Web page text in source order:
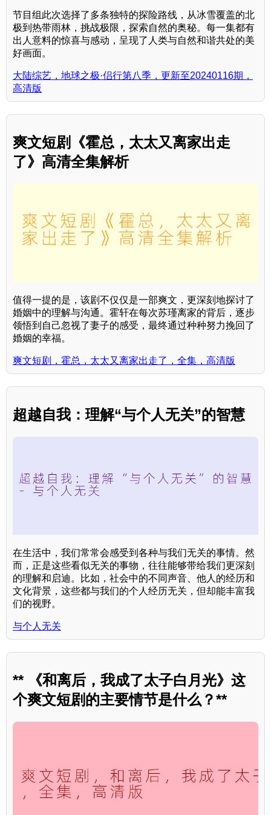
节目组此次选择了多条独特的探险路线，从冰雪覆盖的北
极到热带雨林，挑战极限，探索自然的奥秘。每一集都有
出人意料的惊喜与感动，呈现了人类与自然和谐共处的美
好画面。
大陆综艺，地球之极·侣行第八季，更新至20240116期，
高清版
爽文短剧《霍总，太太又离家出走
了》高清全集解析
值得一提的是，该剧不仅仅是一部爽文，更深刻地探讨了
婚姻中的理解与沟通。霍轩在每次苏瑾离家的背后，逐步
领悟到自己忽视了妻子的感受，最终通过种种努力挽回了
婚姻的幸福。
爽文短剧，霍总，太太又离家出走了，全集，高清版
超越自我：理解“与个人无关”的智慧
在生活中，我们常常会感受到各种与我们无关的事情。然
而，正是这些看似无关的事物，往往能够带给我们更深刻
的理解和启迪。比如，社会中的不同声音、他人的经历和
文化背景，这些都与我们的个人经历无关，但却能丰富我
们的视野。
与个人无关
** 《和离后，我成了太子白月光》这
个爽文短剧的主要情节是什么？**